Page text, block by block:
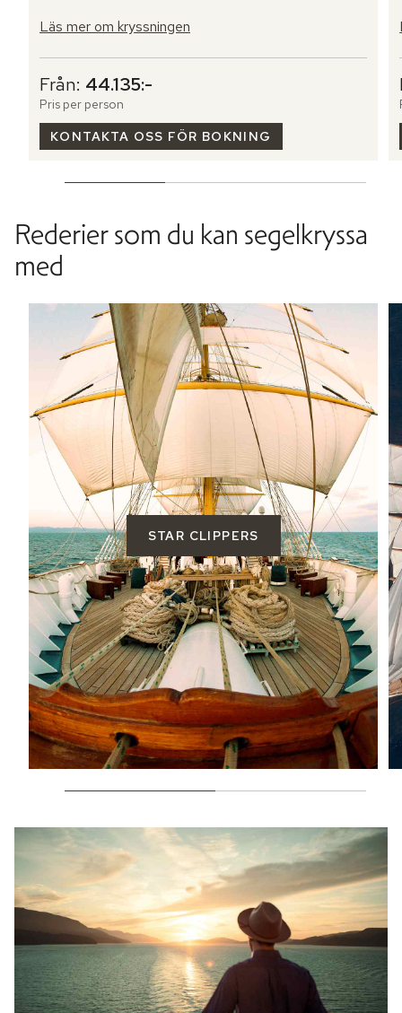
Läs mer om kryssningen
Från: 44.135:-
Pris per person
KONTAKTA OSS FÖR BOKNING
Rederier som du kan segelkryssa
med
STAR CLIPPERS